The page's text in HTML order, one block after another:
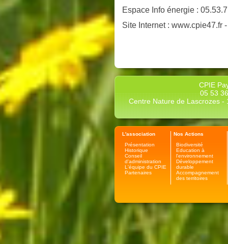
Espace Info énergie :
Site Internet : www.cpie47.fr
CPIE
05 53
Centre Nature de Lascrozes -
L'association
Présentation
Historique
Conseil
d'administration
L'équipe du CPIE
Partenaires
Nos Actions
Biodiversité
Education à
l'environnement
Développement
durable
Accompagnement
des territoires